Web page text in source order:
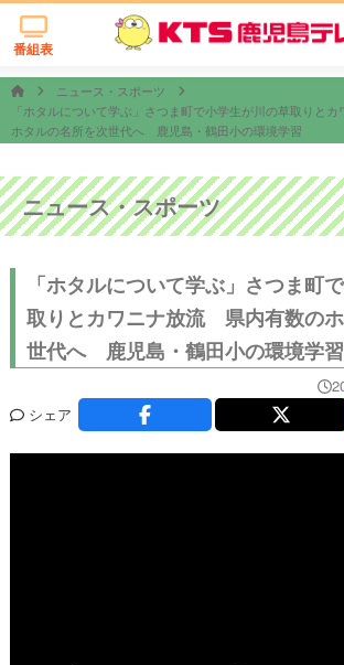
番組表
ニュース・スポーツ
「ホタルについて学ぶ」さつま町で小学生が川の草取りと
ホタルの名所を次世代へ 鹿児島・鶴田小の環境学習
ニュース・スポーツ
「ホタルについて学ぶ」さつま町
取りとカワニナ放流 県内有数の
世代へ 鹿児島・鶴田小の環境学習
シェア